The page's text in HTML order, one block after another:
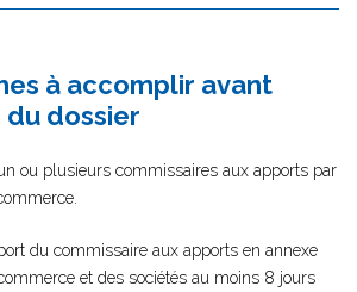
à accomplir avant
dossier
ou plusieurs commissaires aux apports par
du commissaire aux apports en annexe
et des sociétés au moins 8 jours